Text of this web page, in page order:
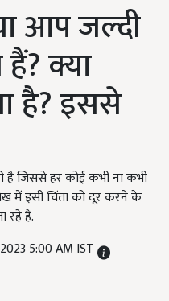
आप जल्दी
क्या
है? इससे
है जिससे हर कोई कभी ना कभी
इसी चिंता को दूर करने के
रहे हैं.
5:00 AM IST